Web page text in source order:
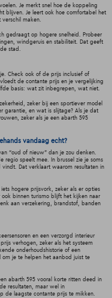
Je merkt snel hoe de koppeling
blijven. Je leert ook hoe comfortabel het
maken.
gedraagt op hogere snelheid. Probeer
windgeruis en stabiliteit. Dat geeft
stad.
Check ook of de prijs inclusief of
de contante prijs en je vergelijking
basis: wat zit inbegrepen, wat niet.
zeker bij een sportiever model
garantie, en wat is slijtage? Als je dat
zeker als je een abarth 595
vandaag echt?
“oud of nieuw” dan je zou denken.
regio speelt mee. In brussel zie je soms
Dat verklaart waarom resultaten in
hogere prijsvork, zeker als er opties
binnen turismo blijft het kijken naar
aan verzekering, brandstof, banden
en een verzorgd interieur
verhogen, zeker als het systeem
onderhoudshistorie of een
om je te helpen het aanbod juist te
abarth 595 vooral korte ritten deed in
resultaten, maar wel in
de laagste contante prijs te mikken.